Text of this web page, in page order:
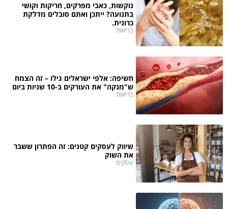
נוקשות, כאבי מפרקים, חריקות וקושי
בתנועה? ייתכן ואתם סובלים מדלקת
כרונית.
בריאות
חשיפה: אלפי ישראלים גילו – זה הצמח
ש"מנקה" את העורקים ב-10 שניות ביום
בריאות
שיווק לעסקים קטנים: זה הפתרון ששבר
את השוק
עסקים